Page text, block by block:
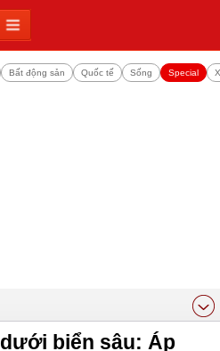
Bất động sản Quốc tế Sống Special
biển sâu: Áp